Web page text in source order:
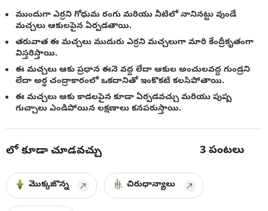
ముందుగా ఎర్రని గోధుమ రంగు మరియు నీటిలో నానినట్టు వుండే
మచ్చలు ఆకులపైన ఏర్పడతాయి.
తరువాత ఈ మచ్చలు ముదురు ఎర్రని మచ్చలుగా మారి కేంద్రీకృతంగా
విస్తరిస్తాయి.
ఈ మచ్చలు ఆకు ప్రధాన ఈనె వద్ద లేదా ఆకుల అంచులవద్ద గుండ్రని
లేదా అర్ధ చంద్రాకారంలో ఒకదానితో ఇంకొకటి కలసిపోతాయి.
ఈ మచ్చలు ఆకు కాడలపైన కూడా ఏర్పడవచ్చు మరియు పుష్ప
గుచ్చాలు ఎండిపోయిన లక్షణాలు కనపరుస్తాయి.
లో కూడా చూడవచ్చు 3 పంటలు
మొక్కజొన్న చిరుధాన్యాలు